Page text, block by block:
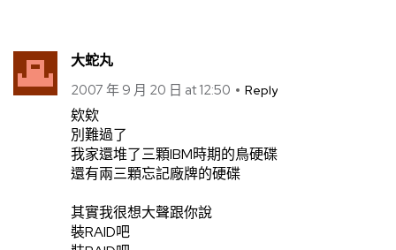
大蛇丸
2007 年 9 月 20 日 at 12:50 Reply
欸欸
別難過了
我家還堆了三顆IBM時期的鳥硬碟
還有兩三顆忘記廠牌的硬碟
其實我很想大聲跟你說
裝RAID吧